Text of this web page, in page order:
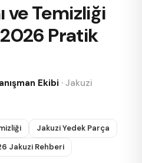
ve Temizliği
2026 Pratik
Ekibi · Jakuzi
Jakuzi Yedek Parça
Jakuzi Rehberi